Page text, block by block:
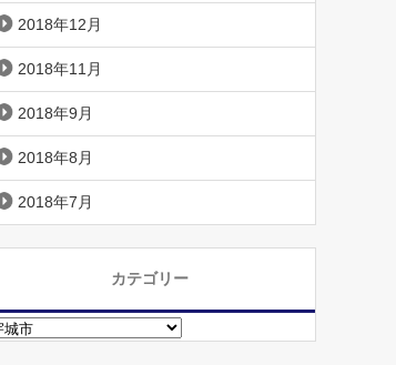
2018年12月
2018年11月
2018年9月
2018年8月
2018年7月
カテゴリー